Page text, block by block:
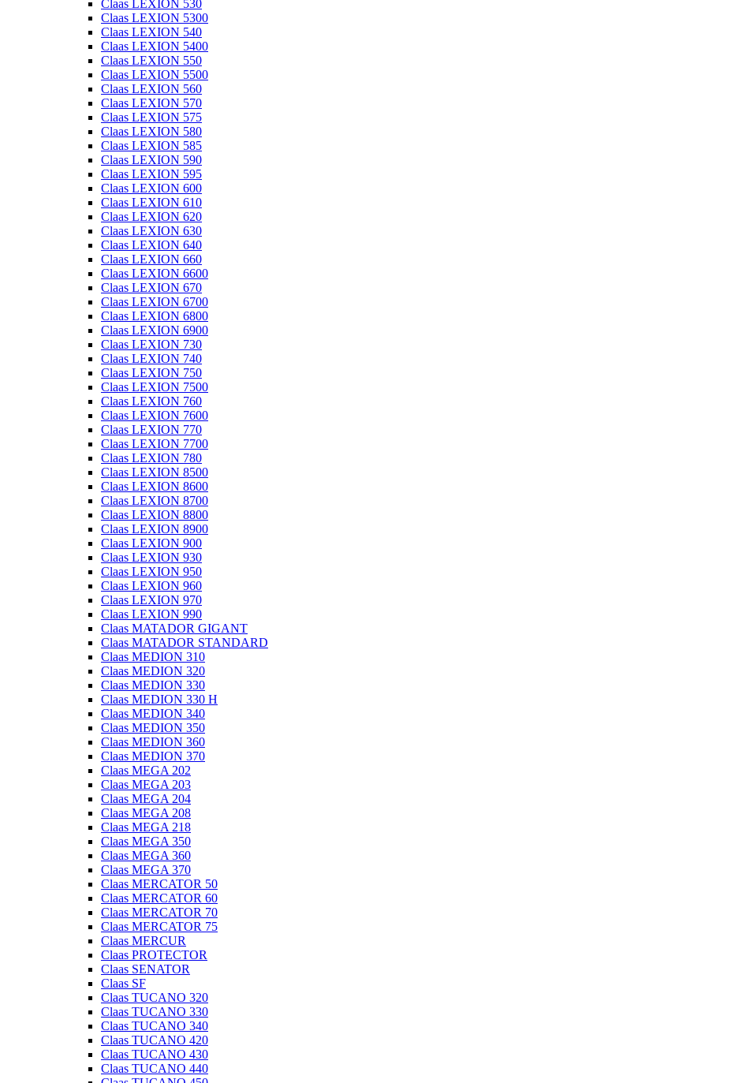
Claas LEXION 530
Claas LEXION 5300
Claas LEXION 540
Claas LEXION 5400
Claas LEXION 550
Claas LEXION 5500
Claas LEXION 560
Claas LEXION 570
Claas LEXION 575
Claas LEXION 580
Claas LEXION 585
Claas LEXION 590
Claas LEXION 595
Claas LEXION 600
Claas LEXION 610
Claas LEXION 620
Claas LEXION 630
Claas LEXION 640
Claas LEXION 660
Claas LEXION 6600
Claas LEXION 670
Claas LEXION 6700
Claas LEXION 6800
Claas LEXION 6900
Claas LEXION 730
Claas LEXION 740
Claas LEXION 750
Claas LEXION 7500
Claas LEXION 760
Claas LEXION 7600
Claas LEXION 770
Claas LEXION 7700
Claas LEXION 780
Claas LEXION 8500
Claas LEXION 8600
Claas LEXION 8700
Claas LEXION 8800
Claas LEXION 8900
Claas LEXION 900
Claas LEXION 930
Claas LEXION 950
Claas LEXION 960
Claas LEXION 970
Claas LEXION 990
Claas MATADOR GIGANT
Claas MATADOR STANDARD
Claas MEDION 310
Claas MEDION 320
Claas MEDION 330
Claas MEDION 330 H
Claas MEDION 340
Claas MEDION 350
Claas MEDION 360
Claas MEDION 370
Claas MEGA 202
Claas MEGA 203
Claas MEGA 204
Claas MEGA 208
Claas MEGA 218
Claas MEGA 350
Claas MEGA 360
Claas MEGA 370
Claas MERCATOR 50
Claas MERCATOR 60
Claas MERCATOR 70
Claas MERCATOR 75
Claas MERCUR
Claas PROTECTOR
Claas SENATOR
Claas SF
Claas TUCANO 320
Claas TUCANO 330
Claas TUCANO 340
Claas TUCANO 420
Claas TUCANO 430
Claas TUCANO 440